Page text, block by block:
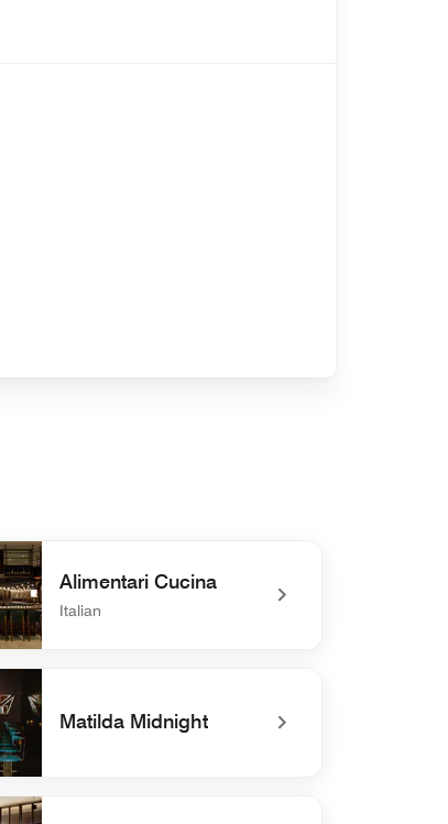
Alimentari Cucina
Italian
Alimentari Cucina
Matilda Midnight
Matilda Midnight